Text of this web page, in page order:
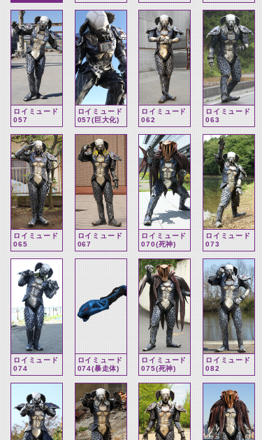
ロイミュード
057
ロイミュード
057(巨大化)
ロイミュード
062
ロイミュード
063
ロイミュード
065
ロイミュード
067
ロイミュード
070(死神)
ロイミュード
073
ロイミュード
074
ロイミュード
074(暴走体)
ロイミュード
075(死神)
ロイミュード
082